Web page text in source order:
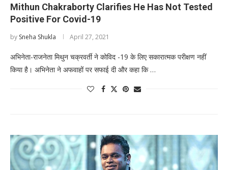
Mithun Chakraborty Clarifies He Has Not Tested
Positive For Covid-19
by Sneha Shukla April 27, 2021
अभिनेता-राजनेता मिथुन चक्रवर्ती ने कोविद -19 के लिए सकारात्मक परीक्षण नहीं
किया है। अभिनेता ने अफवाहों पर सफाई दी और कहा कि …